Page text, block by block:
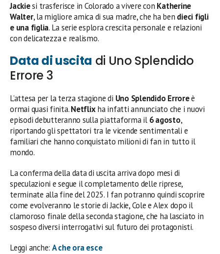
Jackiesi trasferisce in Colorado a vivere con Katherine
Walter, la migliore amica di sua madre, che ha ben dieci figli
e una figlia. La serie esplora crescita personale e relazioni
con delicatezza e realismo.
Data di uscita di Uno Splendido
Errore 3
L’attesa per la terza stagione di Uno Splendido Erroreè
ormai quasi finita.Netflixha infatti annunciato che i nuovi
episodi debutteranno sulla piattaforma il 6 agosto,
riportando gli spettatori tra le vicende sentimentali e
familiari che hanno conquistato milioni di fan in tutto il
mondo.
La conferma della data di uscita arriva dopo mesi di
speculazioni e segue il completamento delle riprese,
terminate alla fine del 2025. I fan potranno quindi scoprire
come evolveranno le storie di Jackie, Cole e Alex dopo il
clamoroso finale della seconda stagione, che ha lasciato in
sospeso diversi interrogativi sul futuro dei protagonisti.
Leggi anche: A che ora esce